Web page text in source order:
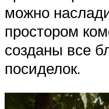
можно
простором
созданы все
посиделок.